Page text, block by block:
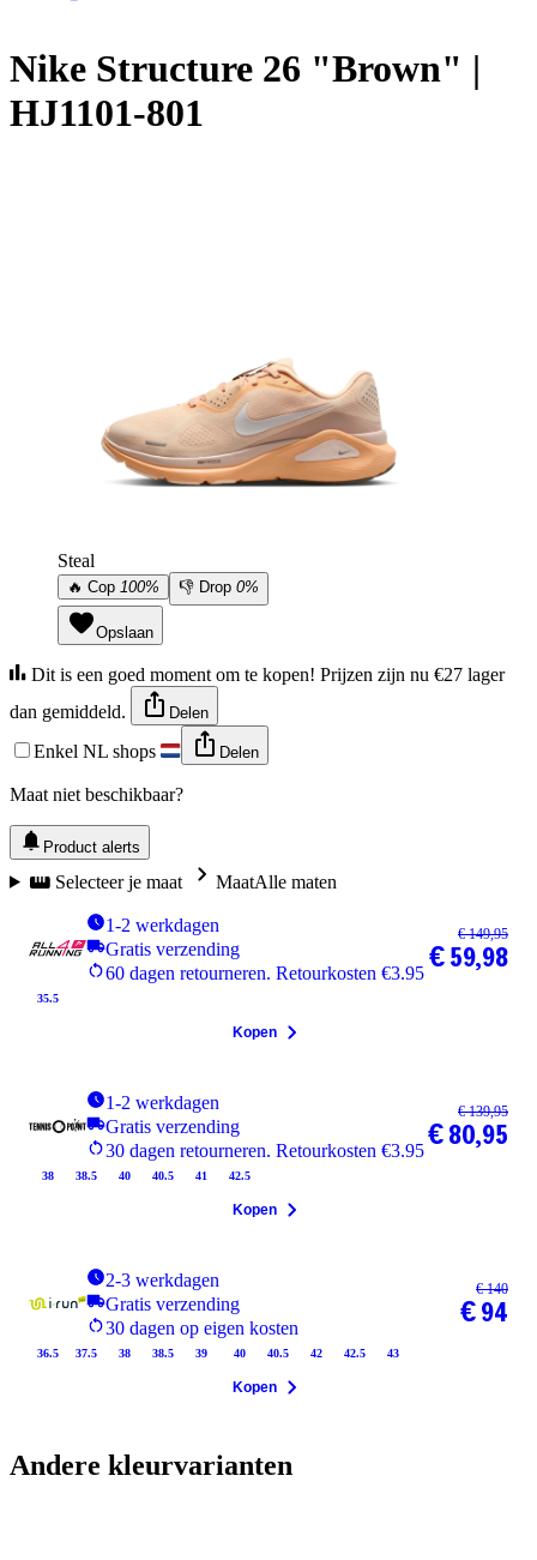
Nike Structure 26 "Brown" |
HJ1101-801
Steal
🔥 Cop 100% 👎 Drop 0%
Opslaan
Dit is een goed moment om te kopen! Prijzen zijn nu €27 lager
dan gemiddeld.
Delen
Enkel NL shops Delen
Maat niet beschikbaar?
Product alerts
Selecteer je maat MaatAlle maten
1-2 werkdagen
Gratis verzending
60 dagen retourneren. Retourkosten €3.95
35.5
€ 149,95
€ 59,98
Kopen
1-2 werkdagen
Gratis verzending
30 dagen retourneren. Retourkosten €3.95
38 38.5 40 40.5 41 42.5
€ 139,95
€ 80,95
Kopen
2-3 werkdagen
Gratis verzending
30 dagen op eigen kosten
36.5 37.5 38 38.5 39 40 40.5 42 42.5 43
€ 140
€ 94
Kopen
Andere kleurvarianten